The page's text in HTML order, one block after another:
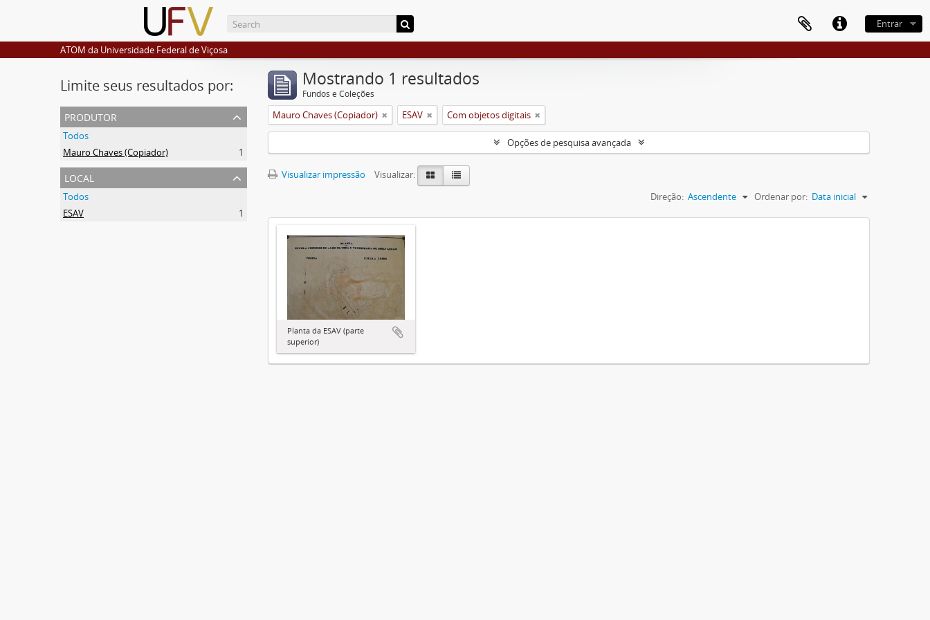
Entrar
ATOM da Universidade Federal de Viçosa
Limite seus resultados por:
produtor
Todos
Mauro Chaves (Copiador)
1
local
Todos
ESAV
1
Mostrando 1 resultados
Fundos e Coleções
Mauro Chaves (Copiador) ESAV Com objetos digitais
Opções de pesquisa avançada
Visualizar impressão
Visualizar:
Ordenar por: Data inicial
Direção: Ascendente
Planta da ESAV (parte
superior)